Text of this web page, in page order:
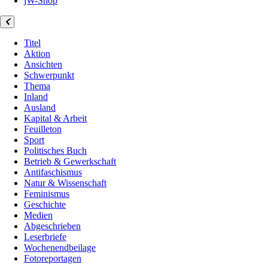
Titel
Aktion
Ansichten
Schwerpunkt
Thema
Inland
Ausland
Kapital & Arbeit
Feuilleton
Sport
Politisches Buch
Betrieb & Gewerkschaft
Antifaschismus
Natur & Wissenschaft
Feminismus
Geschichte
Medien
Abgeschrieben
Leserbriefe
Wochenendbeilage
Fotoreportagen